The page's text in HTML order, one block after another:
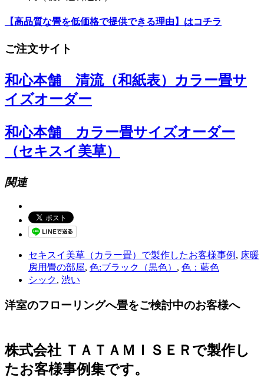
【高品質な畳を低価格で提供できる理由】はコチラ
ご注文サイト
和心本舗 清流（和紙表）カラー畳サ
イズオーダー
和心本舗 カラー畳サイズオーダー
（セキスイ美草）
関連
セキスイ美草（カラー畳）で製作したお客様事例 , 床暖
房用畳の部屋, 色:ブラック（黒色） , 色：藍色
シック, 渋い
洋室のフローリングへ畳をご検討中のお客様へ
株式会社 ＴＡＴＡＭＩＳＥＲで製作し
たお客様事例集です。